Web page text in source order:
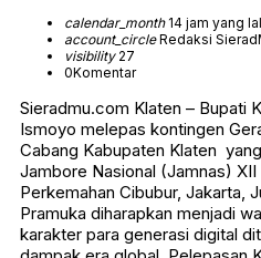
calendar_month14 jam yang
account_circleRedaksi
visibility27
0Komentar
Sieradmu.com Klaten – Bupati
Ismoyo melepas kontingen
Cabang Kabupaten Klaten
Jambore Nasional (Jamnas) XII
Perkemahan Cibubur, Jakarta,
Pramuka diharapkan menjadi
karakter para generasi digital